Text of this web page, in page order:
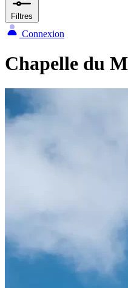
Filtres
Connexion
Chapelle du